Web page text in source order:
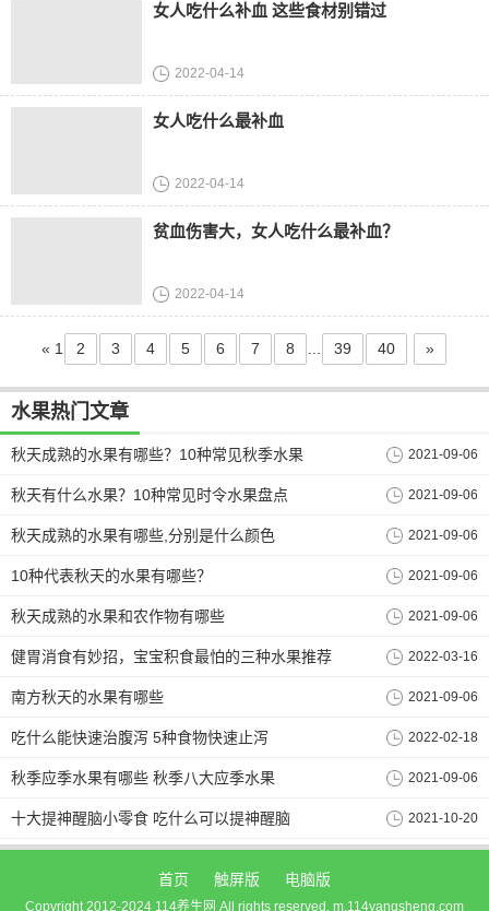
女人吃什么补血 这些食材别错过
2022-04-14
女人吃什么最补血
2022-04-14
贫血伤害大，女人吃什么最补血？
2022-04-14
« 1 2 3 4 5 6 7 8 39 40 »
水果热门文章
秋天成熟的水果有哪些？10种常见秋季水果 2021-09-06
秋天有什么水果？10种常见时令水果盘点 2021-09-06
秋天成熟的水果有哪些,分别是什么颜色 2021-09-06
10种代表秋天的水果有哪些？ 2021-09-06
秋天成熟的水果和农作物有哪些 2021-09-06
健胃消食有妙招，宝宝积食最怕的三种水果推荐 2022-03-16
南方秋天的水果有哪些 2021-09-06
吃什么能快速治腹泻 5种食物快速止泻 2022-02-18
秋季应季水果有哪些 秋季八大应季水果 2021-09-06
十大提神醒脑小零食 吃什么可以提神醒脑 2021-10-20
首页 触屏版 电脑版
Copyright 2012-2024 114养生网 All rights reserved. m.114yangsheng.com